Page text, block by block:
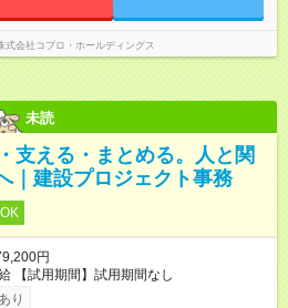
式会社コプロ・ホールディングス
未読
支える・まとめる。人と関
｜建設プロジェクト事務
円
残業代1分単位で支給 【試用期間】試用期間なし
り